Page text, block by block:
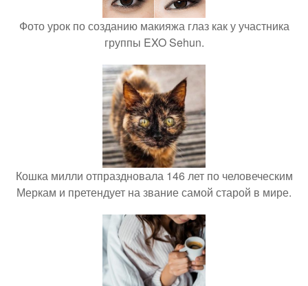
Фото урок по созданию макияжа глаз как у участника
группы EXO Sehun.
Кошка милли отпраздновала 146 лет по человеческим
Меркам и претендует на звание самой старой в мире.